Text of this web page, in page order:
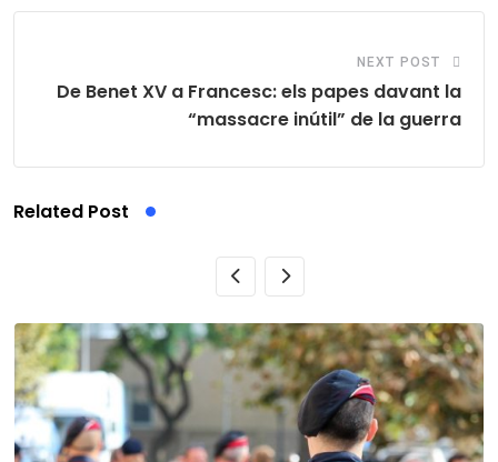
NEXT POST
De Benet XV a Francesc: els papes davant la
“massacre inútil” de la guerra
Related Post